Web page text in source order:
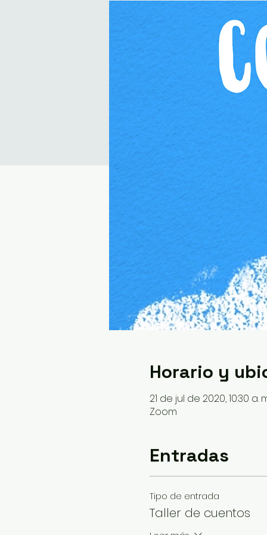
Horario y
21 de jul de 2020, 10:30 a.
Zoom
Entradas
Tipo de entrada
Taller de cuentos